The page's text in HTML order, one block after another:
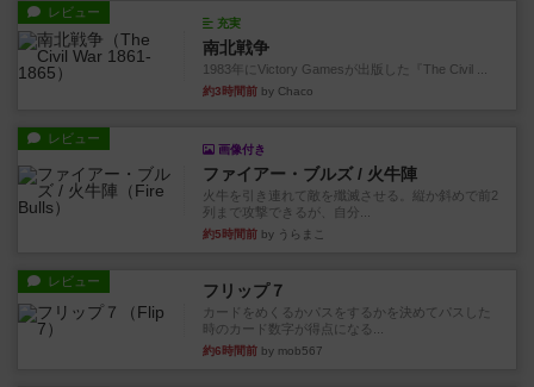
レビュー
充実
南北戦争
1983年にVictory Gamesが出版した『The Civil ...
約3時間前 by Chaco
レビュー
画像付き
ファイアー・ブルズ / 火牛陣
火牛を引き連れて敵を殲滅させる。縦か斜めで前2
列まで攻撃できるが、自分...
約5時間前 by うらまこ
レビュー フリップ７
カードをめくるかパスをするかを決めてパスした
時のカード数字が得点になる...
約6時間前 by mob567